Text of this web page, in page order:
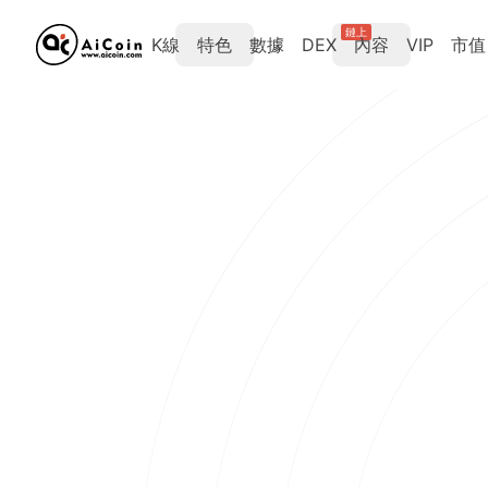
K線 特色 數據 DEX
鏈上
內容 VIP 市值